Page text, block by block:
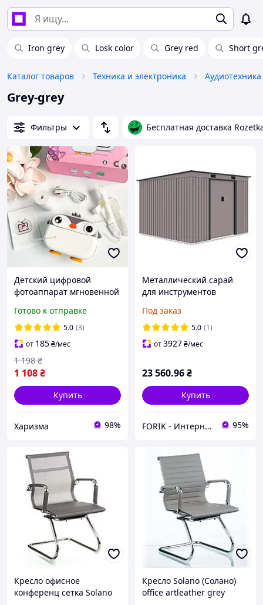
Iron grey Losk color Grey red Short
Каталог товаров Техника и электроника
Grey-grey
Фильтры Бесплатная доставка
Детский цифровой
фотоаппарат мгновенной
M05 Grey Penguin в виде
пенгвина 48 Мп 32 Гб
Готово к отправке
5.0 (3)
от 185₴/мес
1 108₴
1 198 ₴
Купить
Харизма 98%
Металлический сарай
для инструментов
Warm Grey Домик для
садового инвентаря
Под заказ
5.0 (1)
от3927₴/мес
23 560.96₴
Купить
FORIK - Интернет гипермаркет. 95%
Кресло офисное
конференц сетка Solano
Кресло Solano (Солано)
office artleather grey